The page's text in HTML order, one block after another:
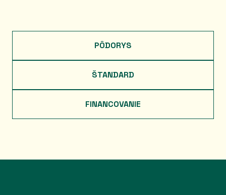
PÔDORYS
ŠTANDARD
FINANCOVANIE